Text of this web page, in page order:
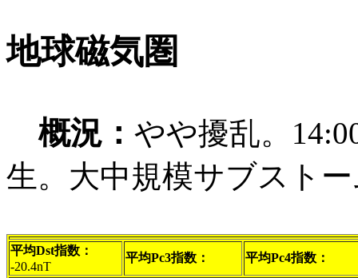
地球磁気圏
概況： やや擾乱。
生。大中規模サブスト
平均Dst指数：
-20.4nT
平均Pc3指数： 平均Pc4指数：